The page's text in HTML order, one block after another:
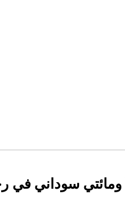
ومائتي سوداني في